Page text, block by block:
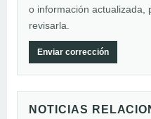
o información actualizada,
revisarla.
Enviar corrección
NOTICIAS